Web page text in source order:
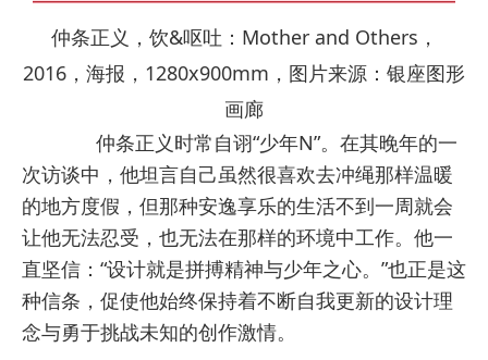
仲条正义，饮&呕吐：Mother and Others，
2016，海报，1280x900mm，图片来源：银座图形
画廊
仲条正义时常自诩“少年N”。在其晚年的一
次访谈中，他坦言自己虽然很喜欢去冲绳那样温暖
的地方度假，但那种安逸享乐的生活不到一周就会
让他无法忍受，也无法在那样的环境中工作。他一
直坚信：“设计就是拼搏精神与少年之心。”也正是这
种信条，促使他始终保持着不断自我更新的设计理
念与勇于挑战未知的创作激情。